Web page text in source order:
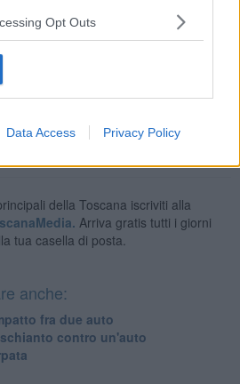
Opt Outs
Data Access Privacy Policy
di viabilità è stata
posto insieme alle
della Toscana iscriviti alla
Arriva gratis tutti i giorni
tua casella di posta.
anche:
fra due auto
contro un'auto